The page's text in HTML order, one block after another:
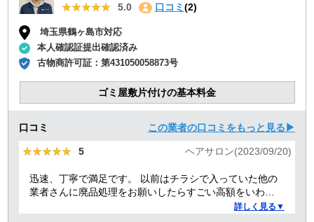
★★★★★
★★★★★ 5.0 口コミ (2)
埼玉県鶴ヶ島市対応
本人確認証提出確認済み
古物商許可証：第431050058873号
ゴミ屋敷片付けの基本料金
口コミ この業者の口コミをもっと見る▶
★★★★★
★★★★★ 5 ヘアサロン(2023/09/20)
迅速、丁寧で満足です。 以前はチラシで入っていた他の
業者さんに廃品処理をお願いしたらすごい高額をいわれ
たことがありましたが、クリーランドさんは提示額通り
詳しく見る▼